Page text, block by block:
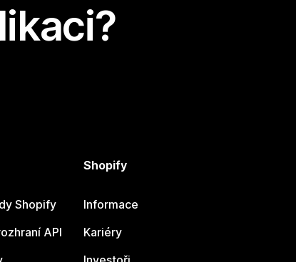
Shopify
API
Shopify
Informace
Kariéry